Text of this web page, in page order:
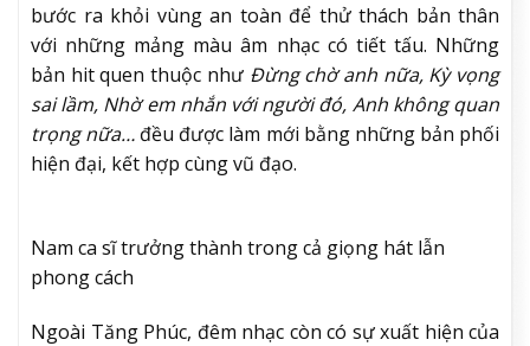
bước ra khỏi vùng an toàn để thử thách bản thân
với những mảng màu âm nhạc có tiết tấu. Những
bản hit quen thuộc như Đừng chờ anh nữa, Kỳ vọng
sai lầm, Nhờ em nhắn với người đó, Anh không quan
trọng nữa… đều được làm mới bằng những bản phối
hiện đại, kết hợp cùng vũ đạo.
Nam ca sĩ trưởng thành trong cả giọng hát lẫn
phong cách
Ngoài Tăng Phúc, đêm nhạc còn có sự xuất hiện của